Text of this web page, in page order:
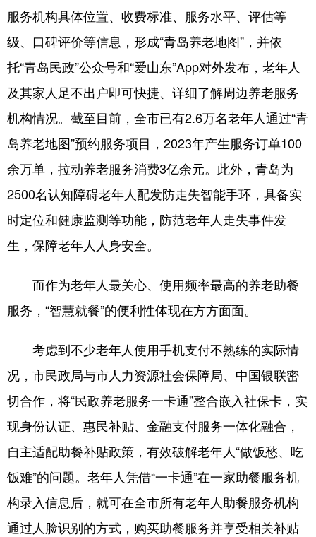
服务机构具体位置、收费标准、服务水平、评估等
级、口碑评价等信息，形成“青岛养老地图”，并依
托“青岛民政”公众号和“爱山东”App对外发布，老年人
及其家人足不出户即可快捷、详细了解周边养老服务
机构情况。截至目前，全市已有2.6万名老年人通过“青
岛养老地图”预约服务项目，2023年产生服务订单100
余万单，拉动养老服务消费3亿余元。此外，青岛为
2500名认知障碍老年人配发防走失智能手环，具备实
时定位和健康监测等功能，防范老年人走失事件发
生，保障老年人人身安全。
而作为老年人最关心、使用频率最高的养老助餐
服务，“智慧就餐”的便利性体现在方方面面。
考虑到不少老年人使用手机支付不熟练的实际情
况，市民政局与市人力资源社会保障局、中国银联密
切合作，将“民政养老服务一卡通”整合嵌入社保卡，实
现身份认证、惠民补贴、金融支付服务一体化融合，
自主适配助餐补贴政策，有效破解老年人“做饭愁、吃
饭难”的问题。老年人凭借“一卡通”在一家助餐服务机
构录入信息后，就可在全市所有老年人助餐服务机构
通过人脸识别的方式，购买助餐服务并享受相关补贴